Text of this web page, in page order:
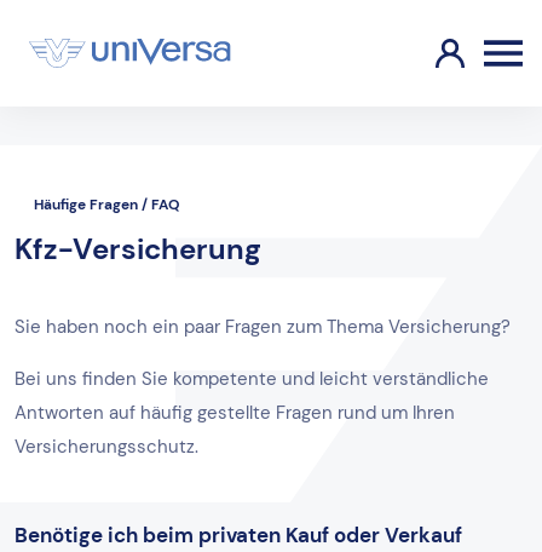
Häufige Fragen / FAQ
Kfz-Versicherung
Sie haben noch ein paar Fragen zum Thema Versicherung?
Bei uns finden Sie kompetente und leicht verständliche
Antworten auf häufig gestellte Fragen rund um Ihren
Versicherungsschutz.
Benötige ich beim privaten Kauf oder Verkauf